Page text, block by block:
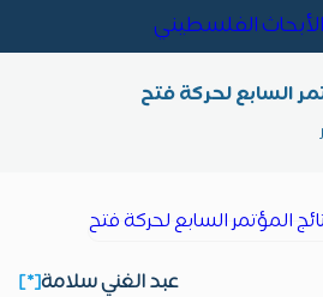
السابع لحركة فتح
عبد الغني سلامة[*]